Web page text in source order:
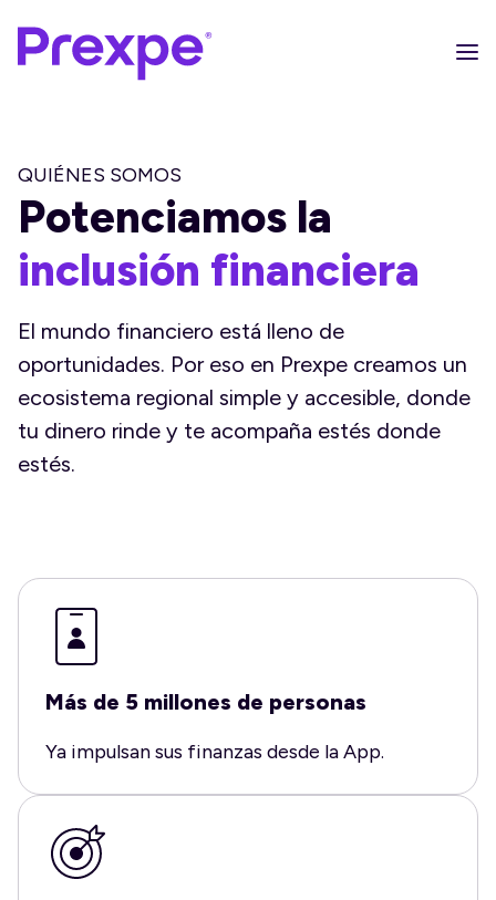
QUIÉNES SOMOS
Potenciamos la
inclusión financiera
El mundo financiero está lleno de
oportunidades. Por eso en Prexpe creamos un
ecosistema regional simple y accesible, donde
tu dinero rinde y te acompaña estés donde
estés.
Más de 5 millones de personas
Ya impulsan sus finanzas desde la App.